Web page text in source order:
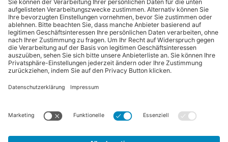
“Pferdebetrieb” ist eine Publikation der Sparte "Tier-Zeitschriften" der
Arbeitskreis Pferd
Vertrag widerrufen